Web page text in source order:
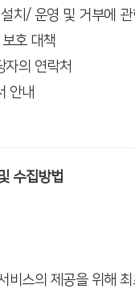
치/ 운영 및 거부에
호 대책
자의 연락처
안내
수집방법
비스의 제공을 위해